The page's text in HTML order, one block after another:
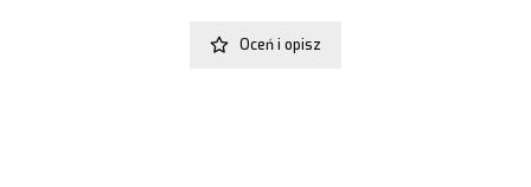
Oceń i opisz